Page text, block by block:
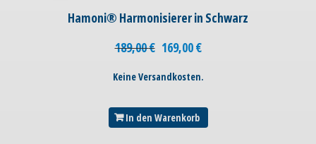
Hamoni® Harmonisierer in Schwarz
189,00€ 169,00€
Keine Versandkosten.
In den Warenkorb